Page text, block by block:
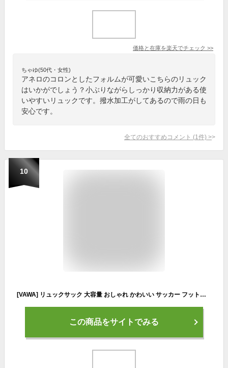
価格と在庫を楽天でチェック >>
ちゃゆ(50代・女性)
アネロのコロンとしたフォルムが可愛いこちらのリュック
はいかがでしょう？小ぶりながらしっかり収納力がある使
いやすいリュックです。撥水加工がしてあるので雨の日も
安心です。
全てのおすすめコメント (1 件) >
10
[VAWA] リュックサック 大容量 おしゃれ かわいい サッカー フットボール 蹴球柄 幾何学模様 リュック レディース 軽量 デイパック アウトドア 通勤 通学 登山 旅行
この商品をサイトでみる